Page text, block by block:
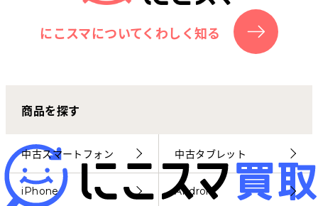
お客さまの声
にこスマ通信
マイページ
にこスマについてくわしく知る
商品を探す
中古スマートフォン 中古タブレット
iPhone Android